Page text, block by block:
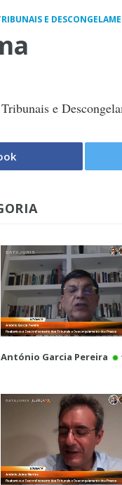
E
e
António Garcia Pereira